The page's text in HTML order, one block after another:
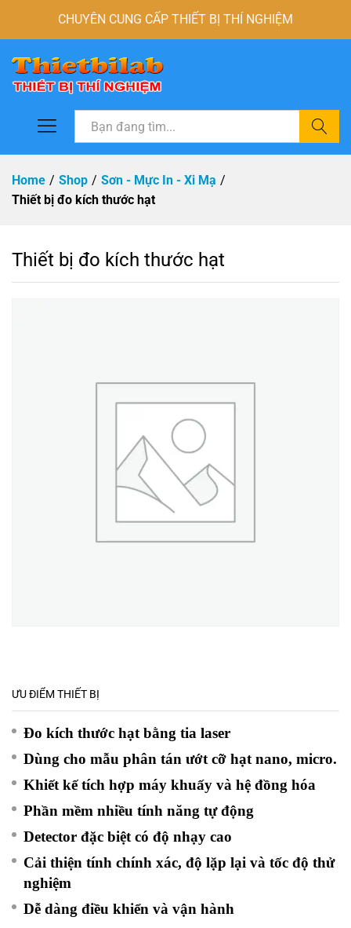
CHUYÊN CUNG CẤP THIẾT BỊ THÍ NGHIỆM
Tìm
Home / Shop / Sơn - Mực In - Xi Mạ /
Thiết bị đo kích thước hạt
Thiết bị đo kích thước hạt
ƯU ĐIỂM THIẾT BỊ
Đo kích thước hạt bằng tia laser
Dùng cho mẫu phân tán ướt cỡ hạt nano, micro.
Khiết kế tích hợp máy khuấy và hệ đồng hóa
Phần mềm nhiều tính năng tự động
Detector đặc biệt có độ nhạy cao
Cải thiện tính chính xác, độ lặp lại và tốc độ thử
nghiệm
Dễ dàng điều khiển và vận hành